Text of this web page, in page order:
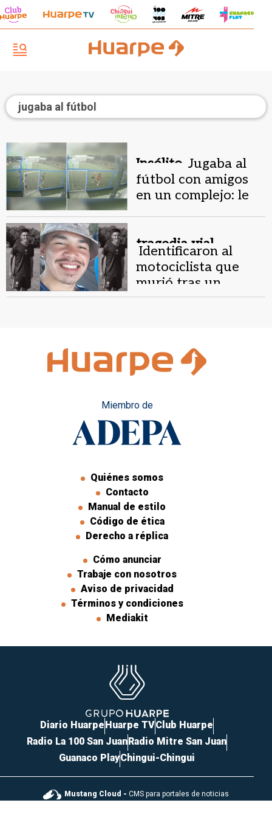
jugaba al fútbol
Insólito. Jugaba al
fútbol con amigos
en un complejo: le
celulares
tragedia vial .
Identificaron al
motociclista que
murió tras un
choque frontal en
Miembro de
Quiénes somos
Contacto
Manual de estilo
Código de ética
Derecho a réplica
Cómo anunciar
Trabaje con nosotros
Aviso de privacidad
Términos y condiciones
Mediakit
Diario HuarpeHuarpe TVClub Huarpe
Radio La 100 San JuanRadio Mitre San Juan
Guanaco PlayChingui-Chingui
Mustang Cloud - CMS para portales de noticias